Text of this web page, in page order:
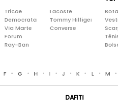
Tricae
Democrata
Via Marte
Forum
Ray-Ban
Lacoste
Tommy Hilfiger
Converse
F • G • H • I • J • K • L • M •
DAFITI